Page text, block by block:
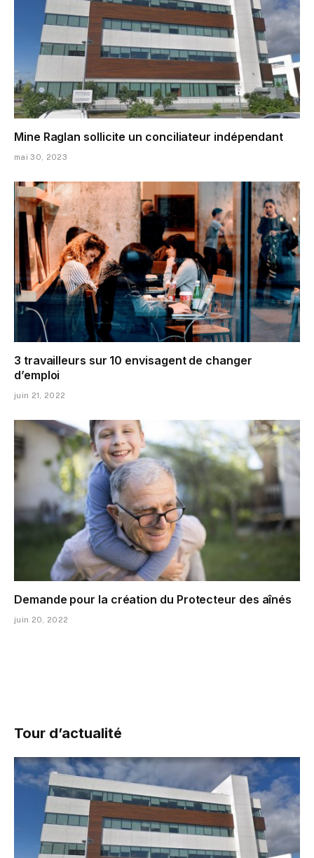
Mine Raglan sollicite un conciliateur indépendant
mai 30, 2023
3 travailleurs sur 10 envisagent de changer
d’emploi
juin 21, 2022
Demande pour la création du Protecteur des aînés
juin 20, 2022
Tour d’actualité